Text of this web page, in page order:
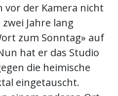
vor der Kamera nicht
Jahre lang
zum Sonntag» auf
hat er das Studio
die heimische
eingetauscht.